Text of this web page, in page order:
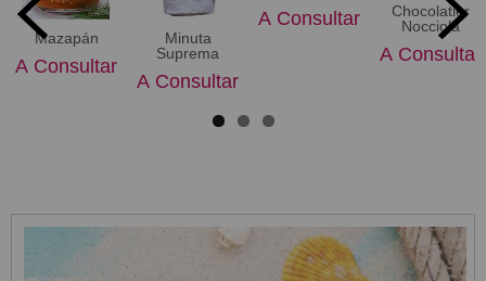
Mazapán
A Consultar
Minuta
Suprema
A Consultar
A Consultar
Chocolatier
Nocciola
A Consultar